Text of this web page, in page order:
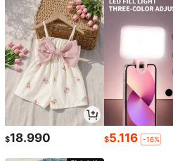
$18.990 $5.116 -16%